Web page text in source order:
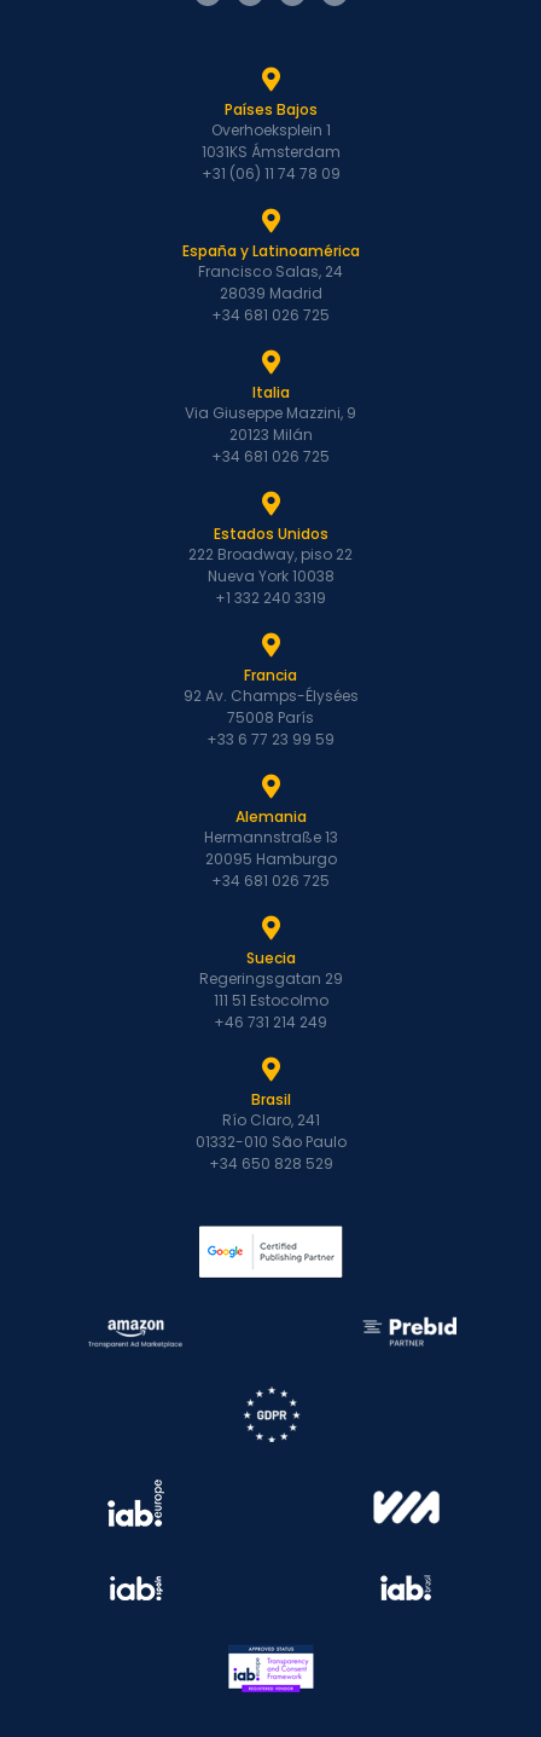
Países Bajos
Overhoeksplein 1
1031KS Ámsterdam
+31 (06) 11 74 78 09
España y Latinoamérica
Francisco Salas, 24
28039 Madrid
+34 681 026 725
Italia
Via Giuseppe Mazzini, 9
20123 Milán
+34 681 026 725
Estados Unidos
222 Broadway, piso 22
Nueva York 10038
+1 332 240 3319
Francia
92 Av. Champs-Élysées
75008 París
+33 6 77 23 99 59
Alemania
Hermannstraße 13
20095 Hamburgo
+34 681 026 725
Suecia
Regeringsgatan 29
111 51 Estocolmo
+46 731 214 249
Brasil
Río Claro, 241
01332-010 São Paulo
+34 650 828 529